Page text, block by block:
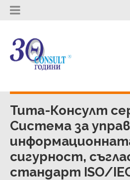
Новини
Кариери
Тита-Консулт
Система за
сигурност,
стандарт ISO/